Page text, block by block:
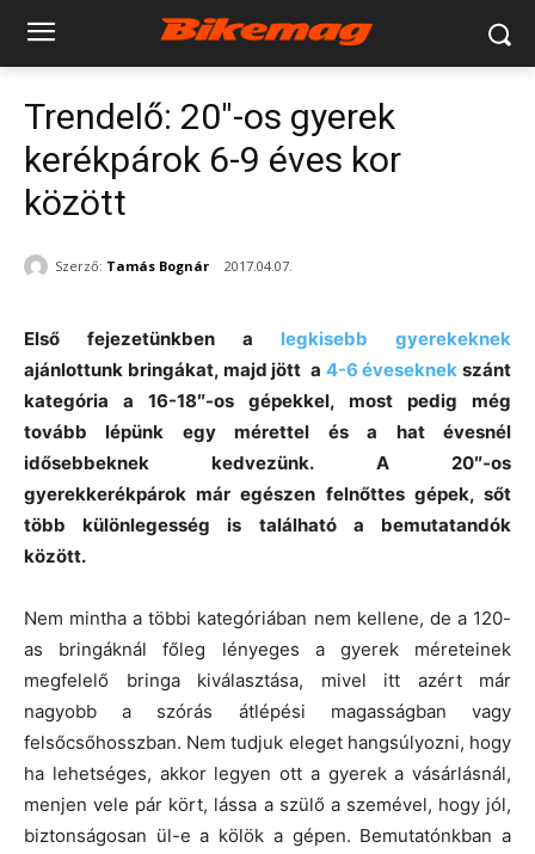
Trendelő: 20″-os gyerek
kerékpárok 6-9 éves kor
között
Szerző: Tamás Bognár 2017.04.07.
Első fejezetünkben a legkisebb gyerekeknek
ajánlottunk bringákat, majd jött a 4-6 éveseknek szánt
kategória a 16-18″-os gépekkel, most pedig még
tovább lépünk egy mérettel és a hat évesnél
idősebbeknek kedvezünk. A 20″-os
gyerekkerékpárok már egészen felnőttes gépek, sőt
több különlegesség is található a bemutatandók
között.
Nem mintha a többi kategóriában nem kellene, de a 120-
as bringáknál főleg lényeges a gyerek méreteinek
megfelelő bringa kiválasztása, mivel itt azért már
nagyobb a szórás átlépési magasságban vagy
felsőcsőhosszban. Nem tudjuk eleget hangsúlyozni, hogy
ha lehetséges, akkor legyen ott a gyerek a vásárlásnál,
menjen vele pár kört, lássa a szülő a szemével, hogy jól,
biztonságosan ül-e a kölök a gépen. Bemutatónkban a